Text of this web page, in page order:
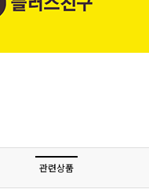
관련상품